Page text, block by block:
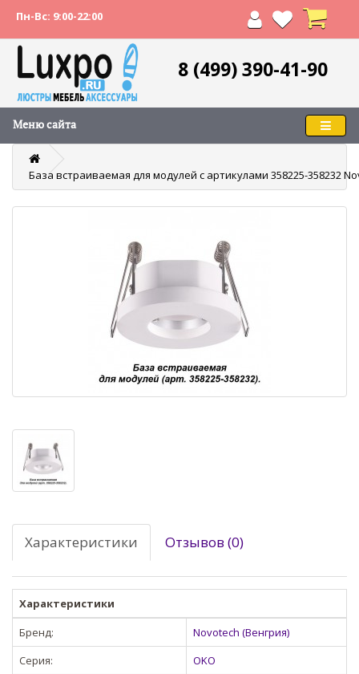
Пн-Вс: 9:00-22:00
8 (499) 390-41-90
Меню сайта
База встраиваемая для модулей с артикулами 358225-358232
Характеристики Отзывов (0)
Характеристики
Бренд:
Novotech (Венгрия)
Серия:
OKO